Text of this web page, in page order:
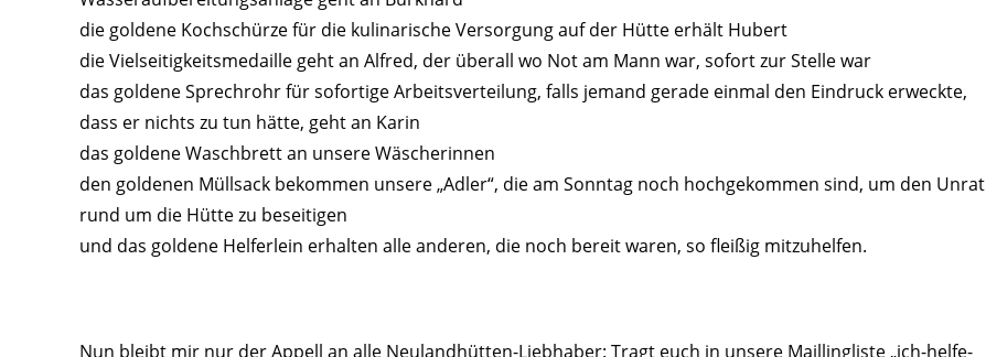
die goldene Kochschürze für die kulinarische Versorgung auf der Hütte erhält Hubert
die Vielseitigkeitsmedaille geht an Alfred, der überall wo Not am Mann war, sofort zur Stelle war
das goldene Sprechrohr für sofortige Arbeitsverteilung, falls jemand gerade einmal den Eindruck erweckte,
dass er nichts zu tun hätte, geht an Karin
das goldene Waschbrett an unsere Wäscherinnen
den goldenen Müllsack bekommen unsere „Adler“, die am Sonntag noch hochgekommen sind, um den Unrat
rund um die Hütte zu beseitigen
und das goldene Helferlein erhalten alle anderen, die noch bereit waren, so fleißig mitzuhelfen.
Nun bleibt mir nur der Appell an alle Neulandhütten-Liebhaber: Tragt euch in unsere Maillingliste „ich-helfe-